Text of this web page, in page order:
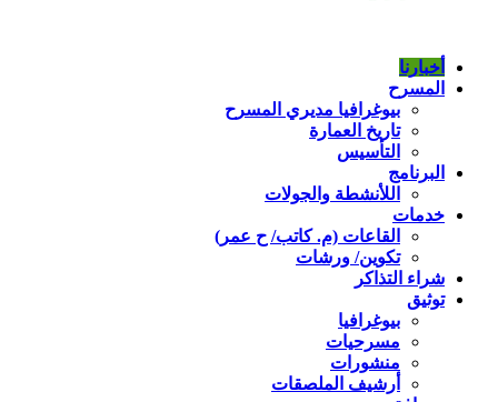
أخبارنا
المسرح
بيوغرافيا مديري المسرح
تاريخ العمارة
التأسيس
البرنامج
اللأنشطة والجولات
خدمات
القاعات (م. كاتب/ ح عمر)
تكوين/ ورشات
شراء التذاكر
توثيق
بيوغرافيا
مسرحيات
منشورات
أرشيف الملصقات